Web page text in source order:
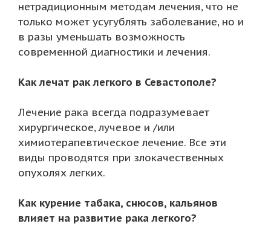
нетрадиционным методам лечения, что не
только может усугублять заболевание, но и
в разы уменьшать возможность
современной диагностики и лечения.
Как лечат рак легкого в Севастополе?
Лечение рака всегда подразумевает
хирургическое, лучевое и /или
химиотерапевтическое лечение. Все эти
виды проводятся при злокачественных
опухолях легких.
Как курение табака, снюсов, кальянов
влияет на развитие рака легкого?